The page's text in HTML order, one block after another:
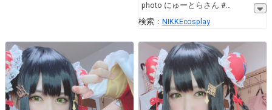
photo にゅーとらさん #
検索： NIKKEcosplay